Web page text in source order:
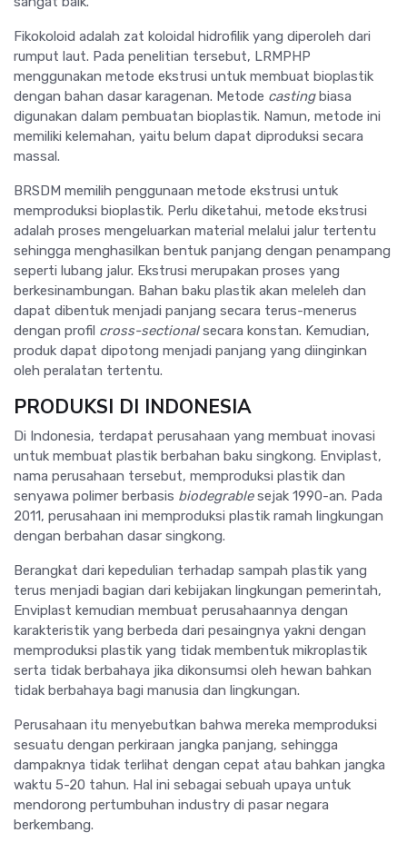
Fikokoloid adalah zat koloidal hidrofilik yang diperoleh dari
rumput laut. Pada penelitian tersebut, LRMPHP
menggunakan metode ekstrusi untuk membuat bioplastik
dengan bahan dasar karagenan. Metode castingbiasa
digunakan dalam pembuatan bioplastik. Namun, metode ini
memiliki kelemahan, yaitu belum dapat diproduksi secara
massal.
BRSDM memilih penggunaan metode ekstrusi untuk
memproduksi bioplastik. Perlu diketahui, metode ekstrusi
adalah proses mengeluarkan material melalui jalur tertentu
sehingga menghasilkan bentuk panjang dengan penampang
seperti lubang jalur. Ekstrusi merupakan proses yang
berkesinambungan. Bahan baku plastik akan meleleh dan
dapat dibentuk menjadi panjang secara terus-menerus
dengan profil cross-sectionalsecara konstan. Kemudian,
produk dapat dipotong menjadi panjang yang diinginkan
oleh peralatan tertentu.
PRODUKSI DI INDONESIA
Di Indonesia, terdapat perusahaan yang membuat inovasi
untuk membuat plastik berbahan baku singkong. Enviplast,
nama perusahaan tersebut, memproduksi plastik dan
senyawa polimer berbasis biodegrablesejak 1990-an. Pada
2011, perusahaan ini memproduksi plastik ramah lingkungan
dengan berbahan dasar singkong.
Berangkat dari kepedulian terhadap sampah plastik yang
terus menjadi bagian dari kebijakan lingkungan pemerintah,
Enviplast kemudian membuat perusahaannya dengan
karakteristik yang berbeda dari pesaingnya yakni dengan
memproduksi plastik yang tidak membentuk mikroplastik
serta tidak berbahaya jika dikonsumsi oleh hewan bahkan
tidak berbahaya bagi manusia dan lingkungan.
Perusahaan itu menyebutkan bahwa mereka memproduksi
sesuatu dengan perkiraan jangka panjang, sehingga
dampaknya tidak terlihat dengan cepat atau bahkan jangka
waktu 5-20 tahun. Hal ini sebagai sebuah upaya untuk
mendorong pertumbuhan industry di pasar negara
berkembang.